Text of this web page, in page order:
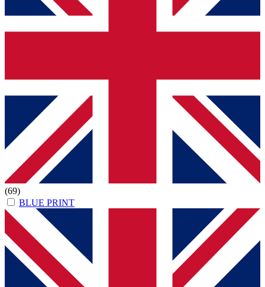
(69)
BLUE PRINT